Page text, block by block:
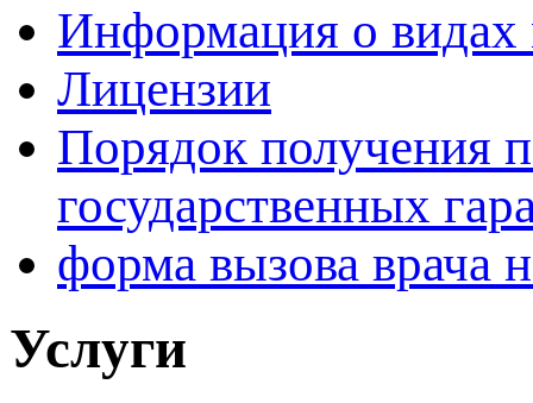
Информация о
Лицензии
Порядок получения
государственных
форма вызова врача
Услуги